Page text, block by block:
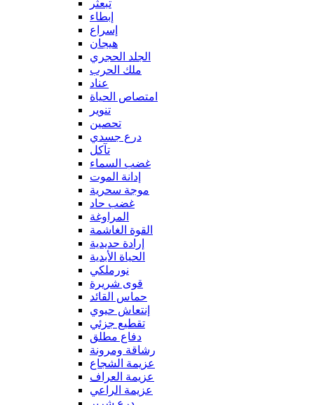
تبعثر
إبطاء
إسراع
هيجان
الجلد الحجري
ملك الحرب
عناد
امتصاص الحياة
تنوير
تحصين
درع جسدي
تآكل
غضب السماء
إدانة الموت
موجة سحرية
غضب حاد
المراوغة
القوة الغاشمة
إرادة حديدية
الحياة الأبدية
نورملكي
قوى شريرة
حماس القائد
إنتعاش حيوي
تقطيع جزئي
دفاع مطلق
رشاقة ومرونة
عزيمة الشجاع
عزيمة العراف
عزيمة الراعي